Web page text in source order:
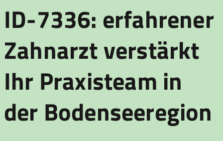
ID-7336: erfahrener
Zahnarzt verstärkt
Ihr Praxisteam in
der Bodenseeregion